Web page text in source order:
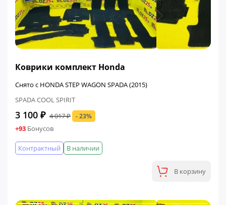
Коврики комплект Honda
Снято с HONDA STEP WAGON SPADA (2015)
SPADA COOL SPIRIT
3 100 ₽ 4 017 ₽ - 23%
+93 Бонусов
В наличии
Контрактный
В корзину